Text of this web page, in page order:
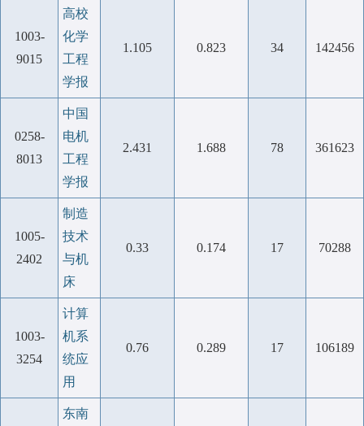
1003-
9015
高校
化学
工程
学报
1.105 0.823 34 142456
0258-
8013
中国
电机
工程
学报
2.431 1.688 78 361623
1005-
2402
制造
技术
与机
床
0.33 0.174 17 70288
1003-
3254
计算
机系
统应
用
0.76 0.289 17 106189
东南